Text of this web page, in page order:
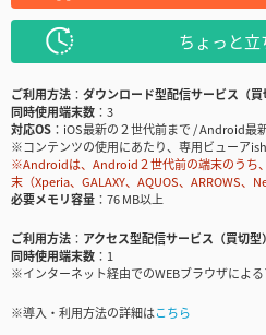
ちょっと立
ご利用方法
ダウンロード型配信サービス（買
同時使用端末数
3
対応OS
iOS最新の２世代前まで / Android最
※コンテンツの使用にあたり、専用ビューア
※Androidは、Android２世代前の端末のうち
末（Xperia、GALAXY、AQUOS、ARROWS、
必要メモリ容量
76 MB以上
ご利用方法
アクセス型配信サービス（買切型）
同時使用端末数
1
※インターネット経由でのWEBブラウザによる
※導入・利用方法の詳細はこちら